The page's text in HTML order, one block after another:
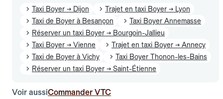
Taxi Boyer → Dijon
Trajet en taxi Boyer → Lyon
Taxi de Boyer à Besançon
Taxi Boyer Annemasse
Réserver un taxi Boyer → Bourgoin-Jallieu
Taxi Boyer → Vienne
Trajet en taxi Boyer → Annecy
Taxi de Boyer à Vichy
Taxi Boyer Thonon-les-Bains
Réserver un taxi Boyer → Saint-Étienne
Voir aussiCommander VTC